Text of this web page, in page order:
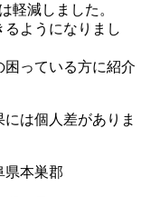
軽減しました。
ようになりまし
っている方に紹介
は個人差がありま
本巣郡